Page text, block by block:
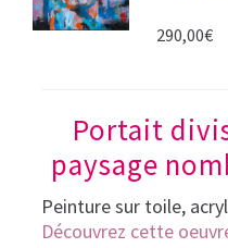
290,00€
Portait
paysage
Peinture sur toile,
Découvrez cette